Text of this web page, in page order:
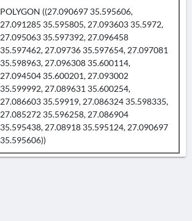
POLYGON ((27.090697 35.595606,
27.091285 35.595805, 27.093603 35.5972,
27.095063 35.597392, 27.096458
35.597462, 27.09736 35.597654, 27.097081
35.598963, 27.096308 35.600114,
27.094504 35.600201, 27.093002
35.599992, 27.089631 35.600254,
27.086603 35.59919, 27.086324 35.598335,
27.085272 35.596258, 27.086904
35.595438, 27.08918 35.595124, 27.090697
35.595606))